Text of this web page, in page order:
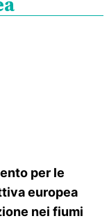
per le
europea
nei fiumi